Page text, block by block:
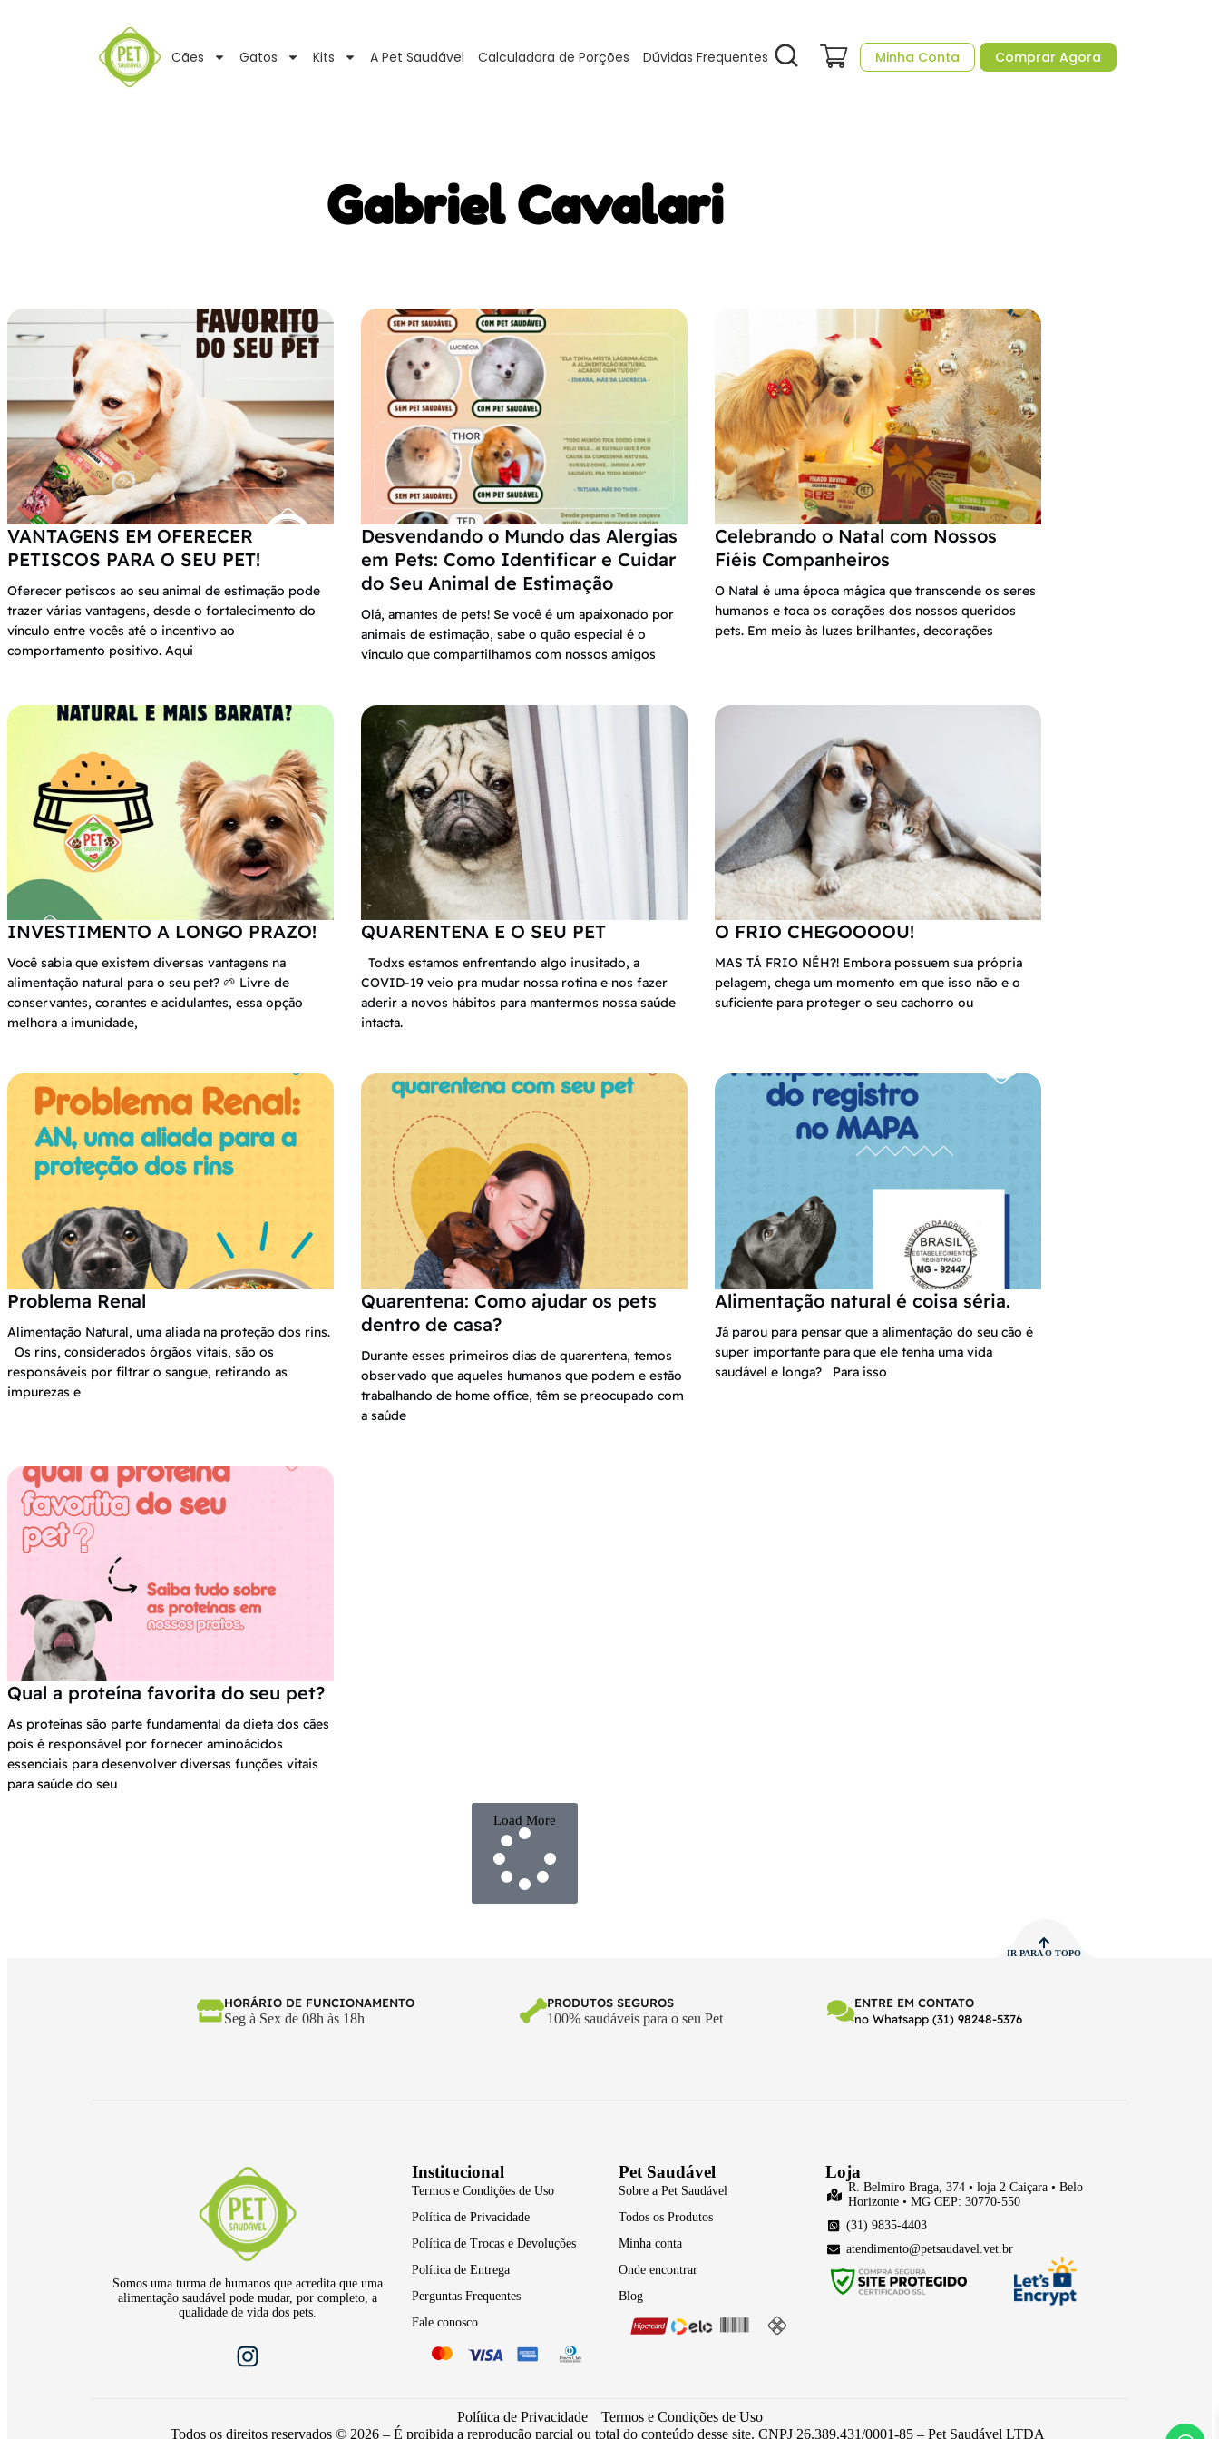
Cães Gatos Kits A Pet Saudável Calculadora de Porções Dúvidas Frequentes Minha Conta Comprar Agora
Gabriel Cavalari
VANTAGENS EM OFERECER
PETISCOS PARA O SEU PET!
Oferecer petiscos ao seu animal de estimação pode
trazer várias vantagens, desde o fortalecimento do
vínculo entre vocês até o incentivo ao
comportamento positivo. Aqui
Desvendando o Mundo das Alergias
em Pets: Como Identificar e Cuidar
do Seu Animal de Estimação
Olá, amantes de pets! Se você é um apaixonado por
animais de estimação, sabe o quão especial é o
vínculo que compartilhamos com nossos amigos
Celebrando o Natal com Nossos
Fiéis Companheiros
O Natal é uma época mágica que transcende os seres
humanos e toca os corações dos nossos queridos
pets. Em meio às luzes brilhantes, decorações
INVESTIMENTO A LONGO PRAZO!
Você sabia que existem diversas vantagens na
alimentação natural para o seu pet? 🌱 Livre de
conservantes, corantes e acidulantes, essa opção
melhora a imunidade,
QUARENTENA E O SEU PET
Todxs estamos enfrentando algo inusitado, a
COVID-19 veio pra mudar nossa rotina e nos fazer
aderir a novos hábitos para mantermos nossa saúde
intacta.
O FRIO CHEGOOOOU!
MAS TÁ FRIO NÉH?! Embora possuem sua própria
pelagem, chega um momento em que isso não e o
suficiente para proteger o seu cachorro ou
Problema Renal
Alimentação Natural, uma aliada na proteção dos rins.
Os rins, considerados órgãos vitais, são os
responsáveis por filtrar o sangue, retirando as
impurezas e
Quarentena: Como ajudar os pets
dentro de casa?
Durante esses primeiros dias de quarentena, temos
observado que aqueles humanos que podem e estão
trabalhando de home office, têm se preocupado com
a saúde
Alimentação natural é coisa séria.
Já parou para pensar que a alimentação do seu cão é
super importante para que ele tenha uma vida
saudável e longa? Para isso
Qual a proteína favorita do seu pet?
As proteínas são parte fundamental da dieta dos cães
pois é responsável por fornecer aminoácidos
essenciais para desenvolver diversas funções vitais
para saúde do seu
Load More
IR PARA O TOPO
HORÁRIO DE FUNCIONAMENTO
Seg à Sex de 08h às 18h
PRODUTOS SEGUROS
100% saudáveis para o seu Pet
ENTRE EM CONTATO
no Whatsapp (31) 98248-5376
Somos uma turma de humanos que acredita que uma
alimentação saudável pode mudar, por completo, a
qualidade de vida dos pets.
Institucional
Termos e Condições de Uso
Política de Privacidade
Política de Trocas e Devoluções
Política de Entrega
Perguntas Frequentes
Fale conosco
Pet Saudável
Sobre a Pet Saudável
Todos os Produtos
Minha conta
Onde encontrar
Blog
Loja
R. Belmiro Braga, 374 • loja 2 Caiçara • Belo
Horizonte • MG CEP: 30770-550
(31) 9835-4403
atendimento@petsaudavel.vet.br
Política de Privacidade
Termos e Condições de Uso
Todos os direitos reservados © 2026 – É proibida a reprodução parcial ou total do conteúdo desse site. CNPJ 26.389.431/0001-85 – Pet Saudável LTDA